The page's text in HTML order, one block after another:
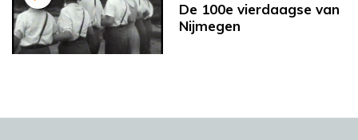
De 100e vierdaagse van
Nijmegen